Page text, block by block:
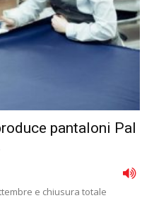
pantaloni Pal
e chiusura totale